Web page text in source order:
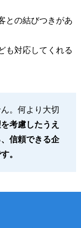
との結びつきがあ
も対応してくれる
。何より大切
考慮したうえ
信頼できる企
。